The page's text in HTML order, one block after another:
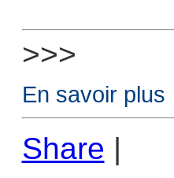
>>>
En savoir plus
Share |